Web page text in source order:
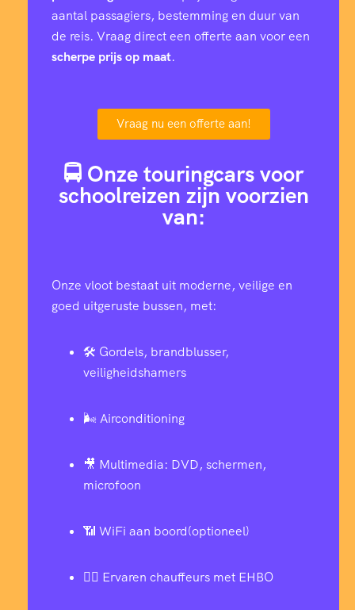
aantal passagiers, bestemming en duur van
de reis. Vraag direct een offerte aan voor een
scherpe prijs op maat.
Vraag nu een offerte aan!
🚍 Onze touringcars voor
schoolreizen zijn voorzien
van:
Onze vloot bestaat uit moderne, veilige en
goed uitgeruste bussen, met:
🛠️ Gordels, brandblusser,
veiligheidshamers
🌬️ Airconditioning
🎥 Multimedia: DVD, schermen,
microfoon
📶 WiFi aan boord(optioneel)
👨‍✈️ Ervaren chauffeurs met EHBO